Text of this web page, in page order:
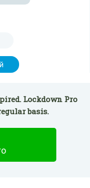
Lockdown Pro
basis.